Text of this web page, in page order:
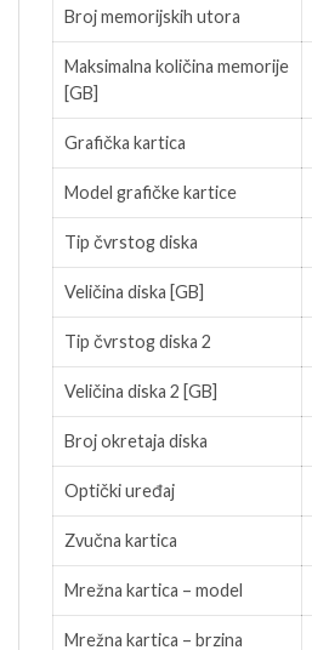
Broj memorijskih utora
Maksimalna količina memorije
[GB]
Grafička kartica
Model grafičke kartice
Tip čvrstog diska
Veličina diska [GB]
Tip čvrstog diska 2
Veličina diska 2 [GB]
Broj okretaja diska
Optički uređaj
Zvučna kartica
Mrežna kartica – model
Mrežna kartica – brzina